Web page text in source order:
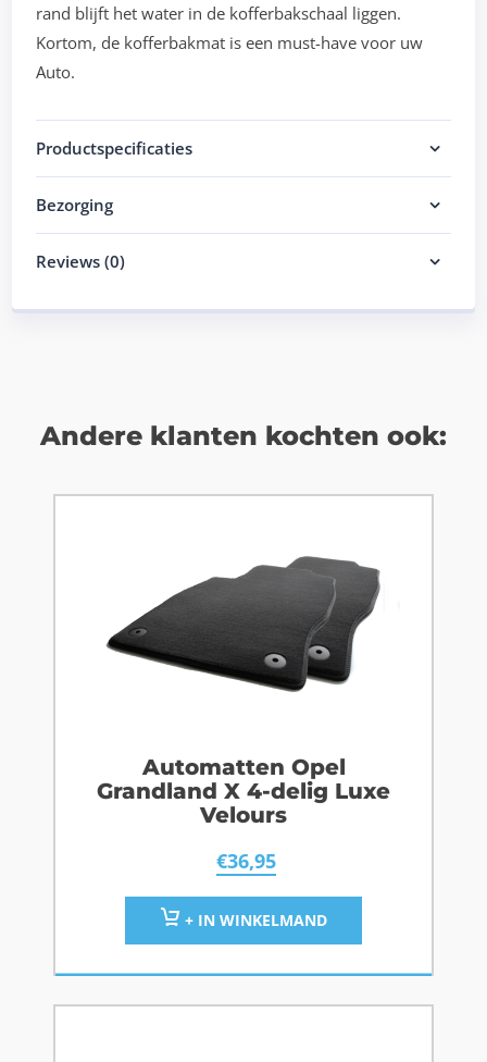
rand blijft het water in de kofferbakschaal liggen.
Kortom, de kofferbakmat is een must-have voor uw
Auto.
Productspecificaties
Bezorging
Reviews (0)
Andere klanten kochten ook:
Automatten Opel
Grandland X 4-delig Luxe
Velours
€36,95
+ IN WINKELMAND